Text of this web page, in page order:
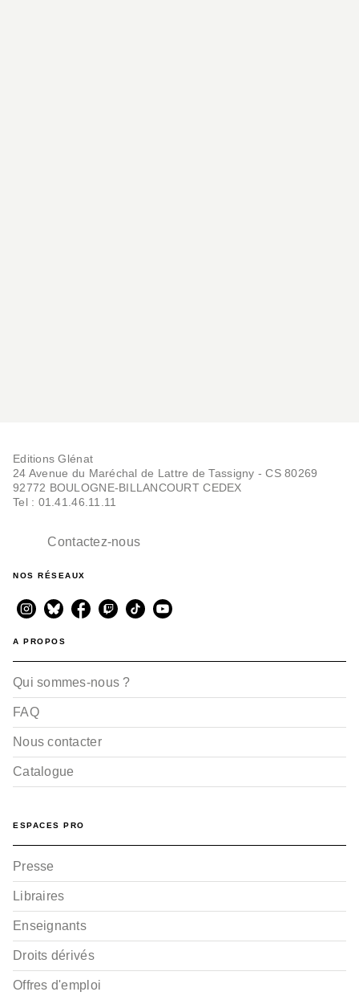
Editions Glénat
24 Avenue du Maréchal de Lattre de Tassigny - CS 80269
92772 BOULOGNE-BILLANCOURT CEDEX
Tel : 01.41.46.11.11
Contactez-nous
NOS RÉSEAUX
A PROPOS
Qui sommes-nous ?
FAQ
Nous contacter
Catalogue
ESPACES PRO
Presse
Libraires
Enseignants
Droits dérivés
Offres d'emploi